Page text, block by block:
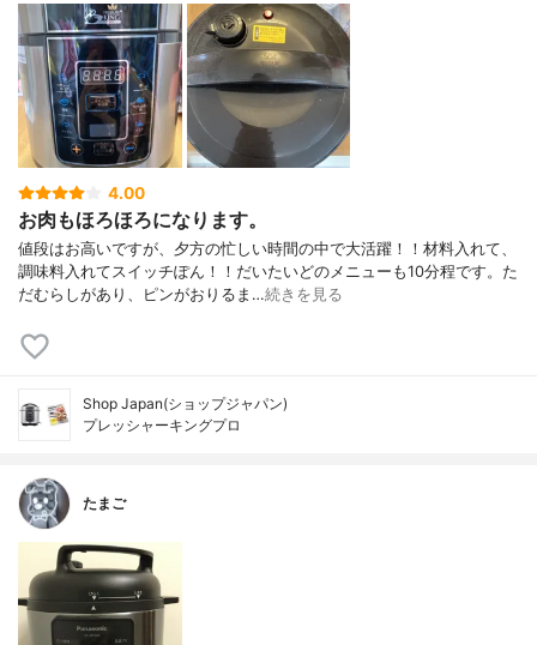
4.00
お肉もほろほろになります。
値段はお高いですが、夕方の忙しい時間の中で大活躍！！材料入れて、
調味料入れてスイッチぽん！！だいたいどのメニューも10分程です。た
だむらしがあり、ピンがおりるま…続きを見る
Shop Japan(ショップジャパン)
プレッシャーキングプロ
たまご